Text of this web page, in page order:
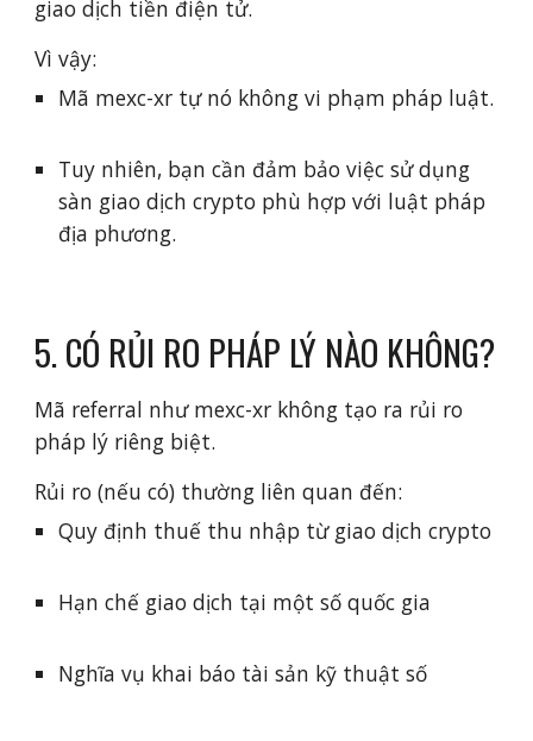
giao dịch tiền điện tử.
Vì vậy:
Mã mexc-xr tự nó không vi phạm pháp luật.
Tuy nhiên, bạn cần đảm bảo việc sử dụng
sàn giao dịch crypto phù hợp với luật pháp
địa phương.
5. CÓ RỦI RO PHÁP LÝ NÀO KHÔNG?
Mã referral như mexc-xr không tạo ra rủi ro
pháp lý riêng biệt.
Rủi ro (nếu có) thường liên quan đến:
Quy định thuế thu nhập từ giao dịch crypto
Hạn chế giao dịch tại một số quốc gia
Nghĩa vụ khai báo tài sản kỹ thuật số